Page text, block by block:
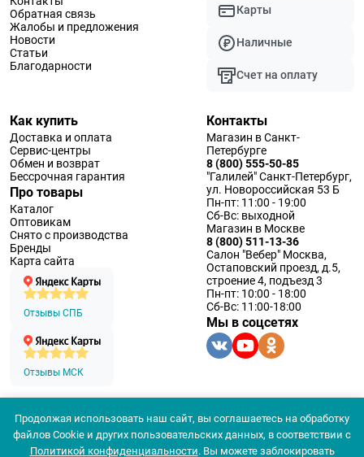
Обратная связь
Жалобы и предложения
Новости
Статьи
Благодарности
Карты
Наличные
Счет на оплату
Как купить
Доставка и оплата
Сервис-центры
Обмен и возврат
Бессрочная гарантия
Про товары
Каталог
Оптовикам
Снято с производства
Бренды
Карта сайта
Отзывы СПБ
Отзывы МСК
Контакты
Магазин в Санкт-
Петербурге
8 (800) 555-50-85
"Галилей" Санкт-Петербург,
ул. Новороссийская 53 Б
Пн-пт: 11:00 - 19:00
Сб-Вс: выходной
Магазин в Москве
8 (800) 511-13-36
Салон "Вебер" Москва,
Остаповский проезд, д.5,
строение 4, подъезд 3
Пн-пт: 10:00 - 18:00
Сб-Вс: 11:00-18:00
Мы в соцсетях
© 1994 — 2026 ООО «Наблюдательные приборы»
Политика конфеденциальности
Согласие на обработку персональных данных
Продолжая использовать наш сайт, вы соглашаетесь на обработку
файлов Cookie и других пользовательских данных, в соответствии с
Политикой конфиденциальности. Вы можете заблокировать